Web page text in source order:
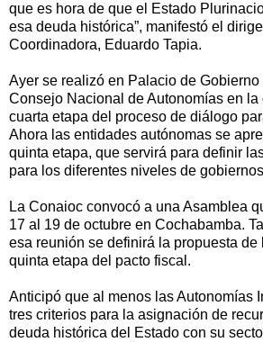
que es hora de que el Estado
esa deuda histórica”, manifestó el
Coordinadora, Eduardo Tapia.
Ayer se realizó en Palacio de Gobierno
Consejo Nacional de Autonomías en la
cuarta etapa del proceso de diálogo
Ahora las entidades autónomas se
quinta etapa, que servirá para definir
para los diferentes niveles de
La Conaioc convocó a una Asamblea
17 al 19 de octubre en Cochabamba.
esa reunión se definirá la propuesta
quinta etapa del pacto fiscal.
Anticipó que al menos las Autonomías
tres criterios para la asignación de
deuda histórica del Estado con su